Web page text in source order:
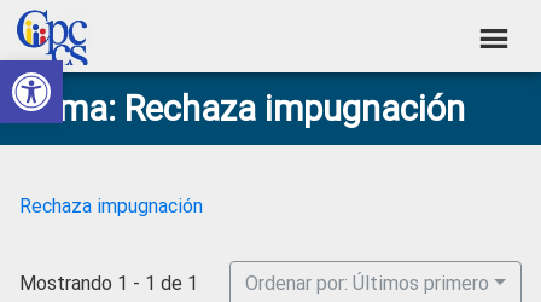
Abrir barra de herramientas
Skip
to
primary
navigation
Skip
to
main
content
Skip
to
primary
sidebar
Skip
to
footer
Consejo
de
Ciudadana
Control
Construyendo
Poder
Ciudadano
Tema: Rechaza impugnación
Rechaza impugnación
Mostrando 1 - 1 de 1 Ordenar por: Últimos primero